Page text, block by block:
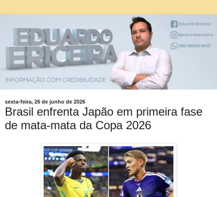
sexta-feira, 26 de junho de 2026
Brasil enfrenta Japão em primeira fase
de mata-mata da Copa 2026